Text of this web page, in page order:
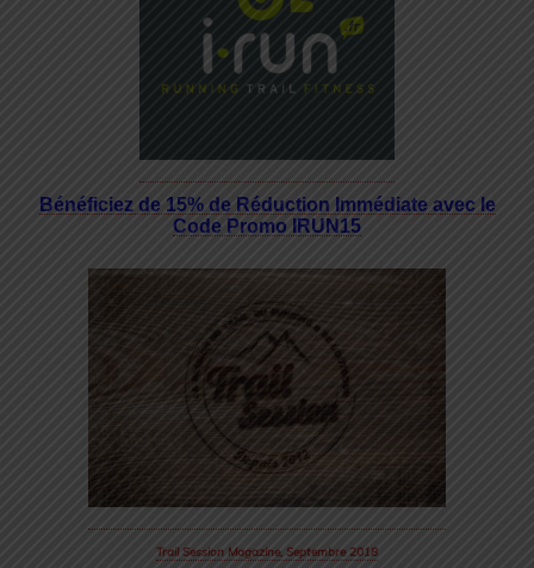
Bénéficiez de 15% de Réduction Immédiate avec le
Code Promo IRUN15
Trail Session Magazine, Septembre 2018